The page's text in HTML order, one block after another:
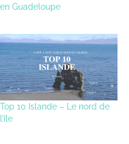
en Guadeloupe
Top 10 Islande – Le nord de
l’île